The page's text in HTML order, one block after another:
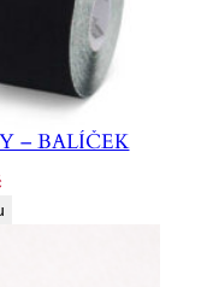
– BALÍČEK
Aktuální
cena